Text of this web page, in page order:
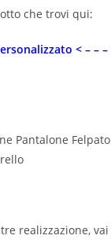
che trovi qui:
< – – –
Pantalone
realizzazione,